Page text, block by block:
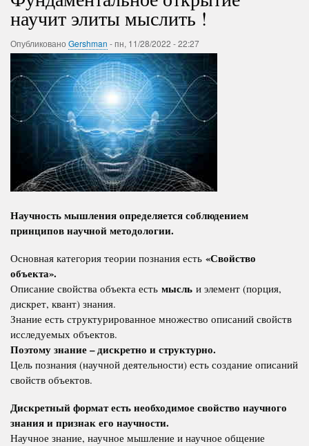
научит элиты мыслить !
Опубликовано Gershman -пн, 11/28/2022 - 22:27
Научность мышления определяется соблюдением
принципов научной методологии.
Основная категория теории познания есть «Свойство
объекта».
Описание свойства объекта есть мысль и элемент (порция,
дискрет, квант) знания.
Знание есть структурированное множество описаний свойств
исследуемых объектов.
Поэтому знание – дискретно и структурно.
Цель познания (научной деятельности) есть создание описаний
свойств объектов.
Дискретный формат есть необходимое свойство научного
знания и признак его научности.
Научное знание, научное мышление и научное общение